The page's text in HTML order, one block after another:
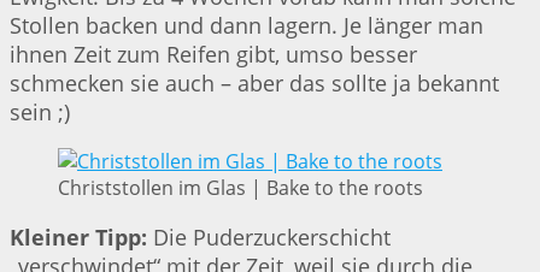
Stollen backen und dann lagern. Je länger man
ihnen Zeit zum Reifen gibt, umso besser
schmecken sie auch – aber das sollte ja bekannt
sein ;)
Christstollen im Glas | Bake to the roots
Kleiner Tipp: Die Puderzuckerschicht
„verschwindet“ mit der Zeit, weil sie durch die